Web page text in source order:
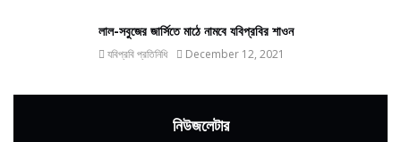
লাল-সবুজের জার্সিতে মাঠে নামবে যবিপ্রবির শাওন
যবিপ্রবি প্রতিনিধি December 12, 2021
নিউজলেটার